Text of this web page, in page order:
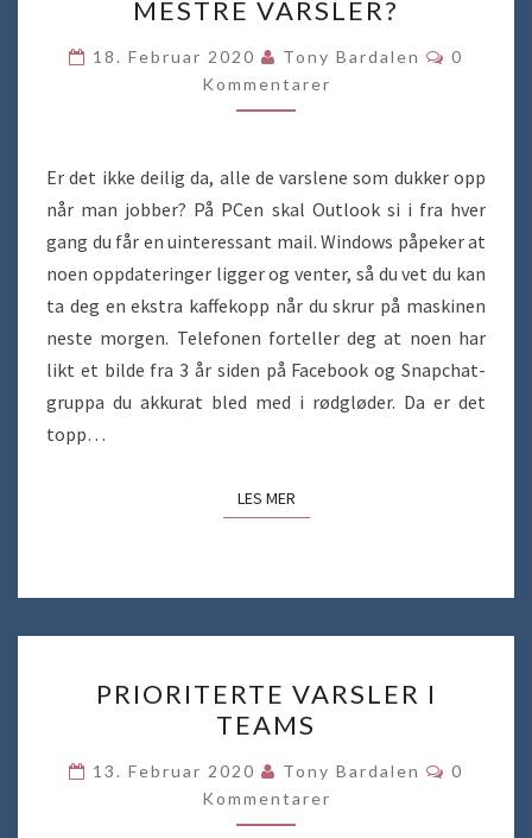
PLONG
–
HVORDAN
MESTRE
MESTRE VARSLER?
18. Februar 2020 Tony Bardalen
0
Kommentarer
Er det ikke deilig da, alle de varslene som dukker opp
når man jobber? På PCen skal Outlook si i fra hver
gang du får en uinteressant mail. Windows påpeker at
noen oppdateringer ligger og venter, så du vet du kan
ta deg en ekstra kaffekopp når du skrur på maskinen
neste morgen. Telefonen forteller deg at noen har
likt et bilde fra 3 år siden på Facebook og Snapchat-
gruppa du akkurat bled med i rødgløder. Da er det
topp…
LES MERLES MER
VARSLER
I
TEAMS
PRIORITERTE VARSLER I
TEAMS
13. Februar 2020 Tony Bardalen
0
Kommentarer